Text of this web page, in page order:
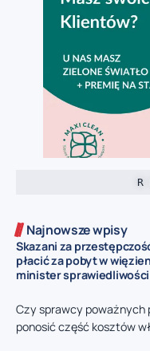
R
Najnowsze wpisy
Skazani za
płacić za pobyt w
minister sprawiedliwości
Czy sprawcy poważnych
ponosić część kosztów